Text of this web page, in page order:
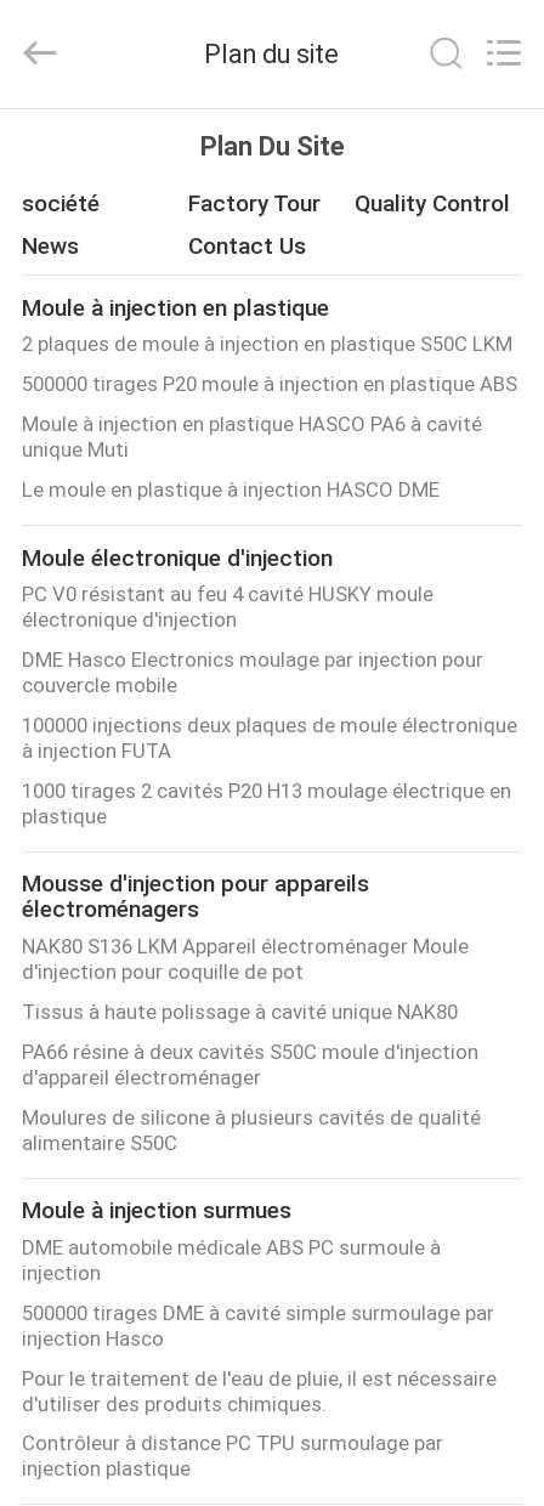
PRODUITS
AU
SUJET
DE
NOUS
VISITE
D'USINE
CONTRÔLE
DE
QUALITÉ
CONTACTEZ-
NOUS
NOUVELLES
DEMANDEZ
UNE
CITATION
PLAN
DU
SITE
PRIVACY
POLICY
Rights
by
Plan du site
Plan Du Site
société Factory Tour
Quality Control
News
Contact Us
Moule à injection en plastique
2 plaques de moule à injection en plastique S50C LKM
500000 tirages P20 moule à injection en plastique ABS
Moule à injection en plastique HASCO PA6 à cavité
unique Muti
Le moule en plastique à injection HASCO DME
Moule électronique d'injection
PC V0 résistant au feu 4 cavité HUSKY moule
électronique d'injection
DME Hasco Electronics moulage par injection pour
couvercle mobile
100000 injections deux plaques de moule électronique
à injection FUTA
1000 tirages 2 cavités P20 H13 moulage électrique en
plastique
Mousse d'injection pour appareils
électroménagers
NAK80 S136 LKM Appareil électroménager Moule
d'injection pour coquille de pot
Tissus à haute polissage à cavité unique NAK80
PA66 résine à deux cavités S50C moule d'injection
d'appareil électroménager
Moulures de silicone à plusieurs cavités de qualité
alimentaire S50C
Moule à injection surmues
DME automobile médicale ABS PC surmoule à
injection
500000 tirages DME à cavité simple surmoulage par
injection Hasco
Pour le traitement de l'eau de pluie, il est nécessaire
d'utiliser des produits chimiques.
Contrôleur à distance PC TPU surmoulage par
injection plastique